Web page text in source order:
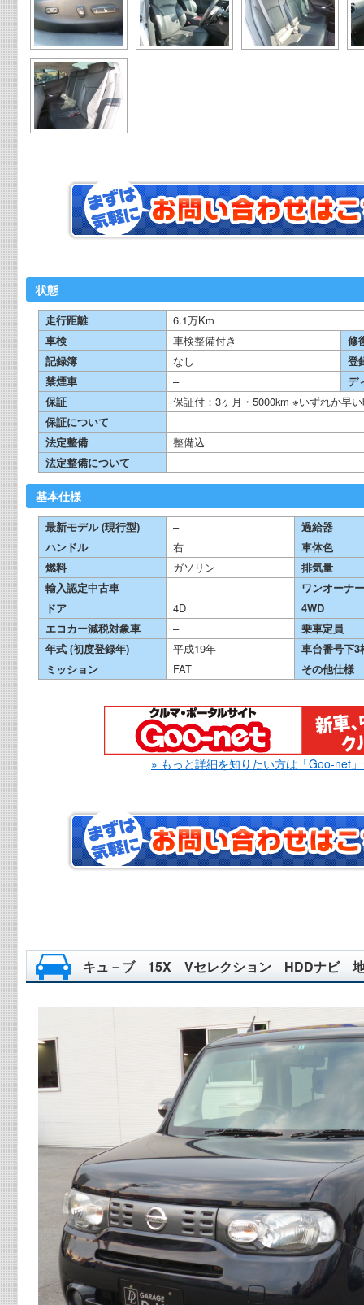
状態
走行距離
6.1万Km
車検
車検整備付き
修
記録簿
なし
登
禁煙車
–
デ
保証
保証付：3ヶ月・5000km ※いずれか早
保証について
法定整備
整備込
法定整備について
基本仕様
最新モデル (現行型) –
過給器
ハンドル
右
車体色
燃料
ガソリン
排気量
輸入認定中古車
–
ワンオーナー
ドア
4D
4WD
エコカー減税対象車
–
乗車定員
年式 (初度登録年)
平成19年
車台番号下3
ミッション
FAT その他仕様
» もっと詳細を知りたい方は「Goo-net
キュ－ブ 15X Vセレクション HDDナビ